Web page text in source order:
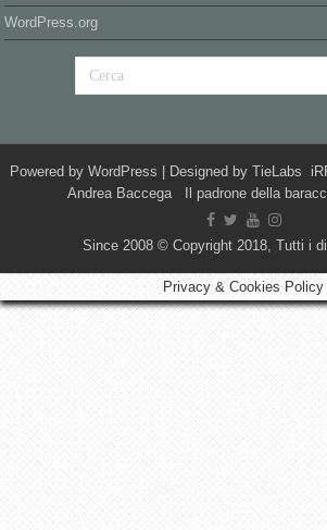
WordPress.org
Powered by WordPress | Designed by TieLabs
Andrea Baccega Il padrone della
Since 2008 © Copyright 2018, Tutti i
Privacy & Cookies Policy